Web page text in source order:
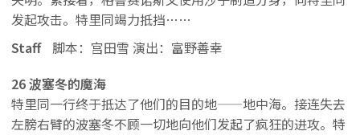
发起攻击。特里同竭力抵挡……
Staff
脚本：宫田雪 演出：富野善幸
26 波塞冬的魔海
特里同一行终于抵达了他们的目的地——地中海。接连失去
左膀右臂的波塞冬不顾一切地向他们发起了疯狂的进攻。特